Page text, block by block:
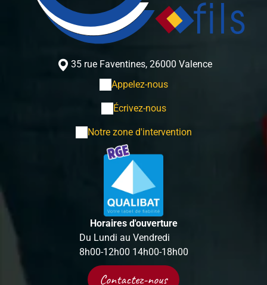
35 rue Faventines, 26000 Valence
Appelez-nous
Écrivez-nous
Notre zone d'intervention
Horaires d'ouverture
Du Lundi au Vendredi
8h00-12h00 14h00-18h00
Contactez-nous